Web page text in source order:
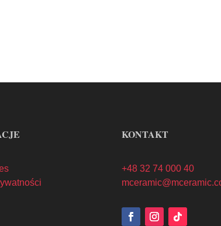
KONTAKT
+48 32 74 000 40